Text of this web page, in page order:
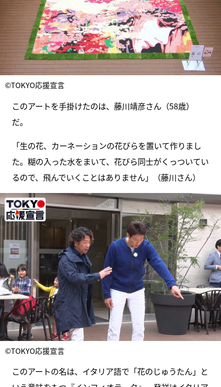
©TOKYO応援宣言
このアートを手掛けたのは、藤川靖彦さん（58歳）
だ。
「生の花、カーネーションの花びらを置いて作りまし
た。糊の入った水をまいて、花びら同士がくっついてい
るので、飛んでいくことはありません」（藤川さん）
©TOKYO応援宣言
このアートの名は、イタリア語で「花のじゅうたん」と